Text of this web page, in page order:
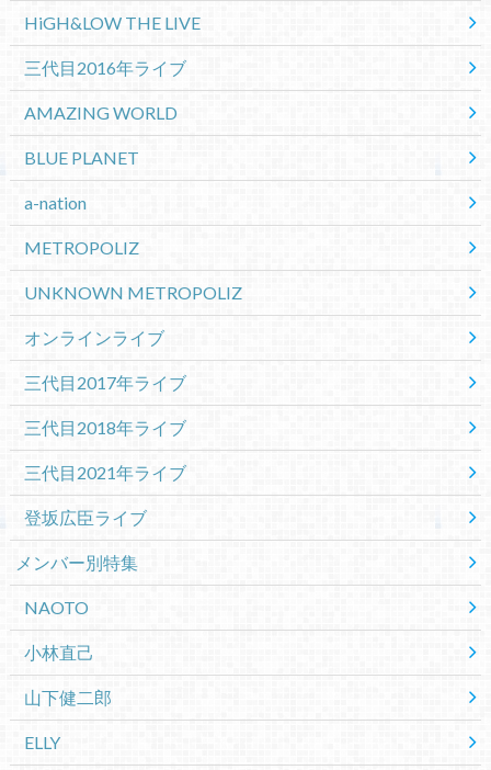
HiGH&LOW THE LIVE
三代目2016年ライブ
AMAZING WORLD
BLUE PLANET
a-nation
METROPOLIZ
UNKNOWN METROPOLIZ
オンラインライブ
三代目2017年ライブ
三代目2018年ライブ
三代目2021年ライブ
登坂広臣ライブ
メンバー別特集
NAOTO
小林直己
山下健二郎
ELLY